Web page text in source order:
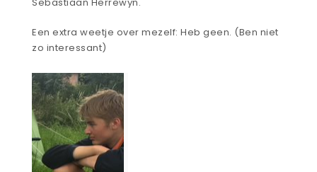
Sebastiaan Herrewyn.
Een extra weetje over mezelf: Heb geen. (Ben niet
zo interessant)